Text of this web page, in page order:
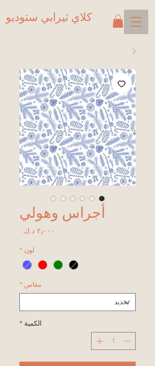
كلاي ثيرابي ستوديو
أجراس وهولي
لون *
مقاس *
الكمية *